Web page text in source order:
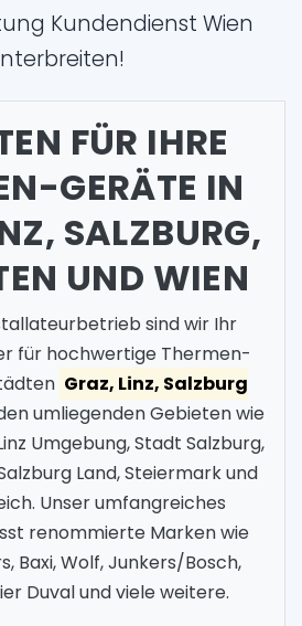
Kundendienst Wien
FÜR IHRE
GERÄTE IN
SALZBURG,
UND WIEN
sind wir Ihr
für hochwertige Thermen-
Graz, Linz, Salzburg
umliegenden Gebieten wie
Umgebung, Stadt Salzburg,
Land, Steiermark und
Unser umfangreiches
renommierte Marken wie
Baxi, Wolf, Junkers/Bosch,
Duval und viele weitere.